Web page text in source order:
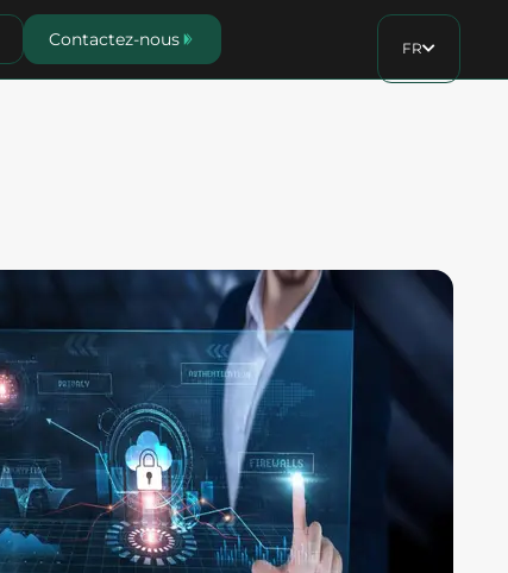
Contactez-nous FR